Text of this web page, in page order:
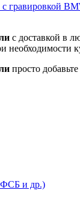
гравировкой
с доставкой в
необходимости
просто
ФСБ и др.)